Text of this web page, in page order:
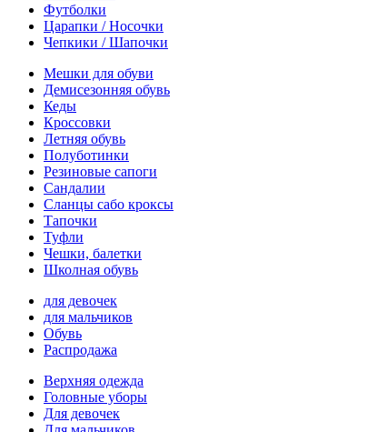
Футболки
Царапки / Носочки
Чепкики / Шапочки
Мешки для обуви
Демисезонняя обувь
Кеды
Кроссовки
Летняя обувь
Полуботинки
Резиновые сапоги
Сандалии
Сланцы сабо кроксы
Тапочки
Туфли
Чешки, балетки
Школная обувь
для девочек
для мальчиков
Обувь
Распродажа
Верхняя одежда
Головные уборы
Для девочек